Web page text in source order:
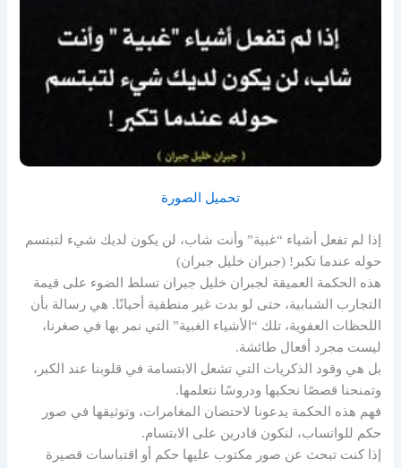
تحميل الصورة
إذا لم تفعل أشياء “غبية” وأنت شاب، لن يكون لديك شيء لتبتسم
حوله عندما تكبر! (جبران خليل جبران)
هذه الحكمة العميقة لجبران خليل جبران تسلط الضوء على قيمة
التجارب الشبابية، حتى لو بدت غير منطقية أحيانًا. هي رسالة بأن
اللحظات العفوية، تلك “الأشياء الغبية” التي نمر بها في صغرنا،
ليست مجرد أفعال طائشة.
بل هي وقود الذكريات التي تشعل الابتسامة في قلوبنا عند الكبر،
وتمنحنا قصصًا نحكيها ودروسًا نتعلمها.
فهم هذه الحكمة يدعونا لاحتضان المغامرات، وتوثيقها في صور
حكم للواتساب، لنكون قادرين على الابتسام.
إذا كنت تبحث عن صور مكتوب عليها حكم أو اقتباسات قصيرة